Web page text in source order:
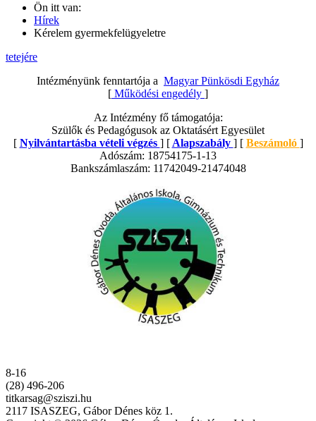
Ön itt van:
Hírek
Kérelem gyermekfelügyeletre
tetejére
Intézményünk fenntartója a Magyar Pünkösdi Egyház
[ Működési engedély ]
Az Intézmény fő támogatója:
Szülők és Pedagógusok az Oktatásért Egyesület
[ Nyilvántartásba vételi végzés ] [ Alapszabály ] [ Beszámoló ]
Adószám: 18754175-1-13
Bankszámlaszám: 11742049-21474048
8-16
(28) 496-206
titkarsag@sziszi.hu
2117 ISASZEG, Gábor Dénes köz 1.